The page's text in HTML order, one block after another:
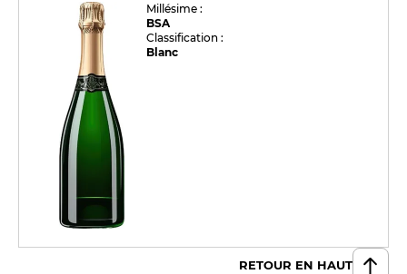
Millésime :
BSA
Classification :
Blanc
RETOUR EN HAUT